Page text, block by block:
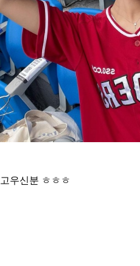
고우신분 ㅎㅎㅎ